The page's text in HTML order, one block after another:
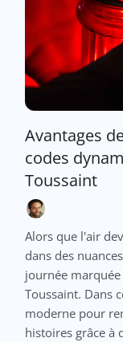
Avantages
codes
Toussaint
Alors que l'air
dans des
journée
Toussaint. Dans
moderne pour
histoires grâce à